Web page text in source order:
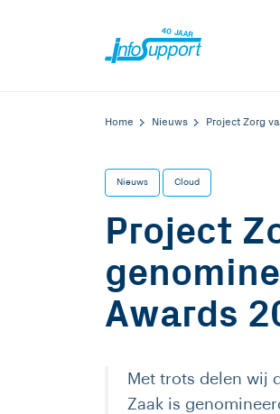
Home Nieuws Project Zorg
Nieuws Cloud
Project
Awards
Met trots delen wij
Zaak is